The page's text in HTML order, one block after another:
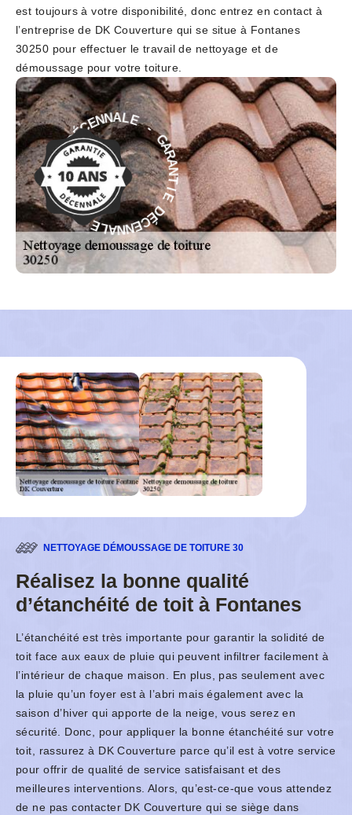
est toujours à votre disponibilité, donc entrez en contact à
l’entreprise de DK Couverture qui se situe à Fontanes
30250 pour effectuer le travail de nettoyage et de
démoussage pour votre toiture.
G
A
R
A
N
T
I
E
D
É
C
E
N
NALE - GAR
A
N
T
I
E
D
É
C
E
N
N
A
L
E
-
NETTOYAGE DÉMOUSSAGE DE TOITURE 30
Réalisez la bonne qualité
d’étanchéité de toit à Fontanes
L’étanchéité est très importante pour garantir la solidité de
toit face aux eaux de pluie qui peuvent infiltrer facilement à
l’intérieur de chaque maison. En plus, pas seulement avec
la pluie qu’un foyer est à l’abri mais également avec la
saison d’hiver qui apporte de la neige, vous serez en
sécurité. Donc, pour appliquer la bonne étanchéité sur votre
toit, rassurez à DK Couverture parce qu’il est à votre service
pour offrir de qualité de service satisfaisant et des
meilleures interventions. Alors, qu’est-ce-que vous attendez
de ne pas contacter DK Couverture qui se siège dans